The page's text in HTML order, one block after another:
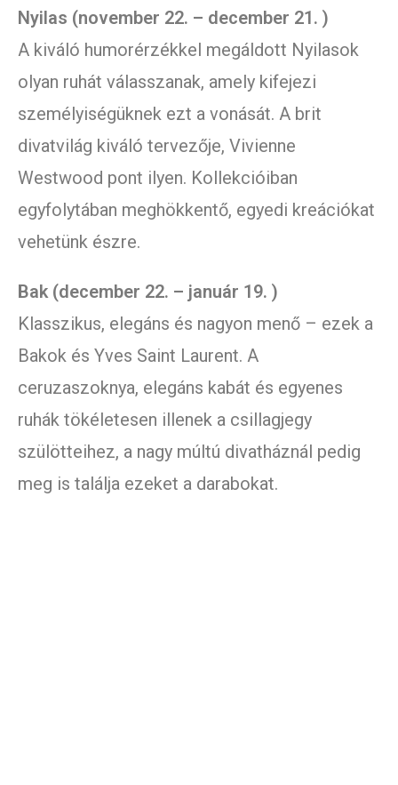
Nyilas (november 22. – december 21. )
A kiváló humorérzékkel megáldott Nyilasok
olyan ruhát válasszanak, amely kifejezi
személyiségüknek ezt a vonását. A brit
divatvilág kiváló tervezője, Vivienne
Westwood pont ilyen. Kollekcióiban
egyfolytában meghökkentő, egyedi kreációkat
vehetünk észre.
Bak (december 22. – január 19. )
Klasszikus, elegáns és nagyon menő – ezek a
Bakok és Yves Saint Laurent. A
ceruzaszoknya, elegáns kabát és egyenes
ruhák tökéletesen illenek a csillagjegy
szülötteihez, a nagy múltú divatháznál pedig
meg is találja ezeket a darabokat.